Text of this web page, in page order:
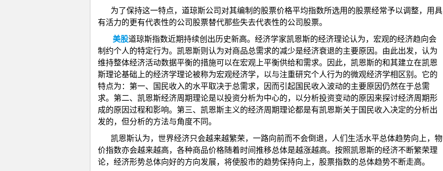
为了保持这一特点，道琼斯公司对其编制的股票价格平均指数所选用的股票经常予以调整，用具
有活力的更有代表性的公司股票替代那些失去代表性的公司股票。
美股道琼斯指数近期持续创出历史新高。经济学家凯恩斯的经济理论认为，宏观的经济趋向会
制约个人的特定行为。凯恩斯则认为对商品总需求的减少是经济衰退的主要原因。由此出发，认为
维持整体经济活动数据平衡的措施可以在宏观上平衡供给和需求。因此，凯恩斯的和其建立在凯恩
斯理论基础上的经济学理论被称为宏观经济学，以与注重研究个人行为的微观经济学相区别。它的
特点为：第一、国民收入的水平取决于总需求，因而引起国民收入波动的主要原因仍然在于总需
求。第二、凯恩斯经济周期理论是以投资分析为中心的，以分析投资变动的原因来探讨经济周期形
成的原因过程和影响。第三、凯恩斯主义的经济周期理论都是有凯恩斯关于国民收入决定的分析出
发的，但分析的方法与角度不同。
凯恩斯认为，世界经济只会越来越繁荣，一路向前而不会倒退，人们生活水平总体趋势向上，物
价指数亦会越来越高，各种商品价格随着时间推移总体是越涨越高。按照凯恩斯的经济不断繁荣理
论，经济形势总体向好的方向发展，将使股市的趋势保持向上，股票指数的总体趋势不断走高。